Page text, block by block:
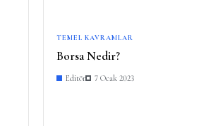
TEMEL KAVRAMLAR
Borsa Nedir?
Editör 7 Ocak 2023